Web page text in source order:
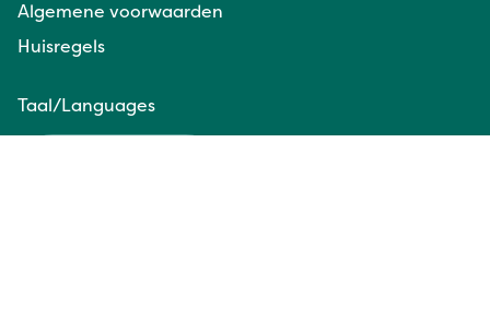
Algemene voorwaarden
Huisregels
Taal/Languages